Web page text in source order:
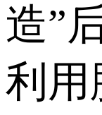
造”
利用